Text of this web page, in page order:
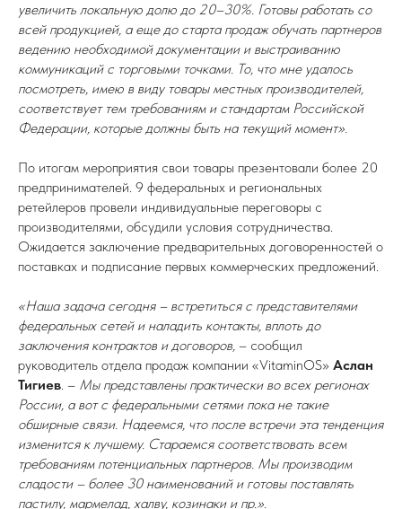
увеличить локальную долю до 20–30%. Готовы работать со
всей продукцией, а еще до старта продаж обучать партнеров
ведению необходимой документации и выстраиванию
коммуникаций с торговыми точками. То, что мне удалось
посмотреть, имею в виду товары местных производителей,
соответствует тем требованиям и стандартам Российской
Федерации, которые должны быть на текущий момент».
По итогам мероприятия свои товары презентовали более 20
предпринимателей. 9 федеральных и региональных
ретейлеров провели индивидуальные переговоры с
производителями, обсудили условия сотрудничества.
Ожидается заключение предварительных договоренностей о
поставках и подписание первых коммерческих предложений.
«Наша задача сегодня – встретиться с представителями
федеральных сетей и наладить контакты, вплоть до
заключения контрактов и договоров, – сообщил
руководитель отдела продаж компании «VitaminOS» Аслан
Тигиев. – Мы представлены практически во всех регионах
России, а вот с федеральными сетями пока не такие
обширные связи. Надеемся, что после встречи эта тенденция
изменится к лучшему. Стараемся соответствовать всем
требованиям потенциальных партнеров. Мы производим
сладости – более 30 наименований и готовы поставлять
пастилу, мармелад, халву, козинаки и пр.».